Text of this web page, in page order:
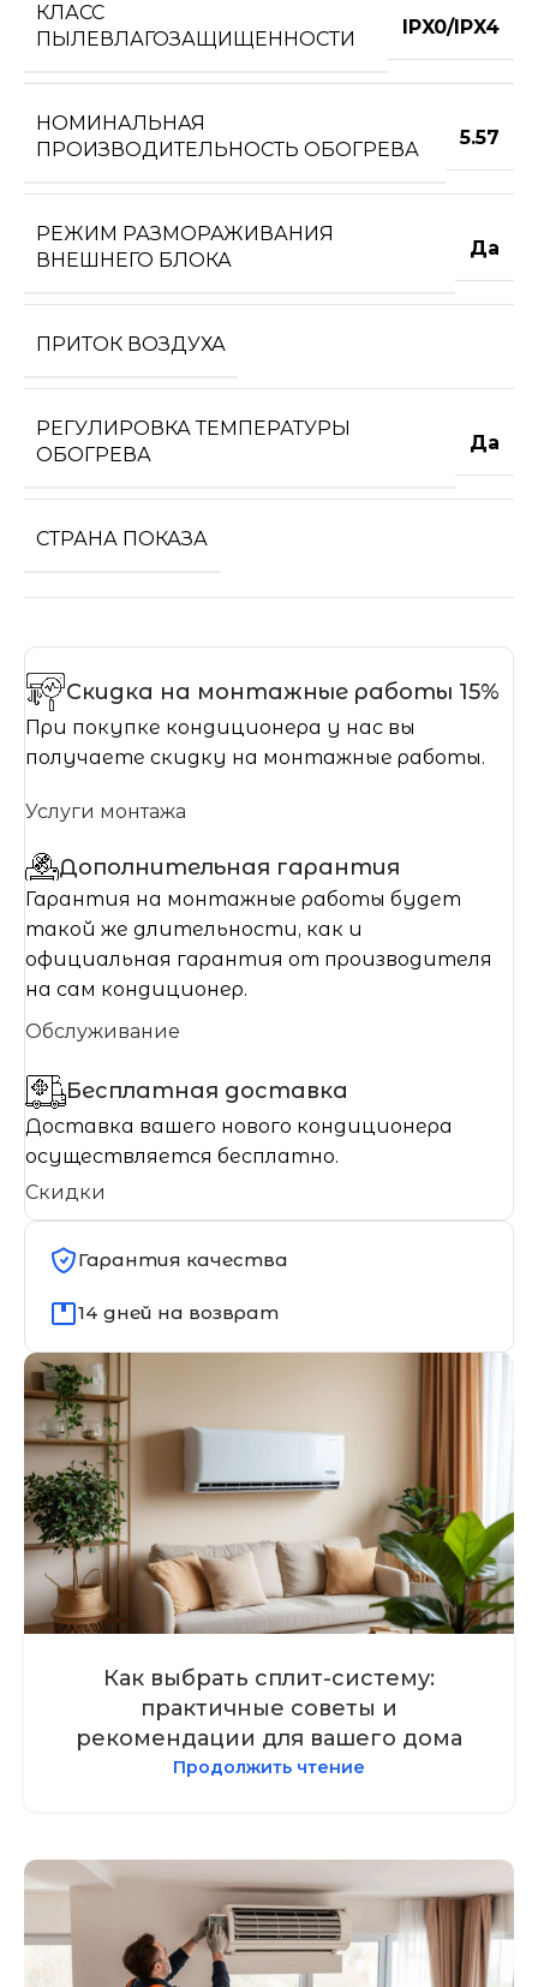
КЛАСС
ПЫЛЕВЛАГОЗАЩИЩЕННОСТИ
IPX0/IPX4
НОМИНАЛЬНАЯ
ПРОИЗВОДИТЕЛЬНОСТЬ ОБОГРЕВА
5.57
РЕЖИМ РАЗМОРАЖИВАНИЯ
ВНЕШНЕГО БЛОКА
Да
ПРИТОК ВОЗДУХА
РЕГУЛИРОВКА ТЕМПЕРАТУРЫ
ОБОГРЕВА
Да
СТРАНА ПОКАЗА
Скидка на монтажные работы 15%
При покупке кондиционера у нас вы
получаете скидку на монтажные работы.
Услуги монтажа
Дополнительная гарантия
Гарантия на монтажные работы будет
такой же длительности, как и
официальная гарантия от производителя
на сам кондиционер.
Обслуживание
Бесплатная доставка
Доставка вашего нового кондиционера
осуществляется бесплатно.
Скидки
Гарантия качества
14 дней на возврат
Как выбрать сплит-систему:
практичные советы и
рекомендации для вашего дома
Продолжить чтение